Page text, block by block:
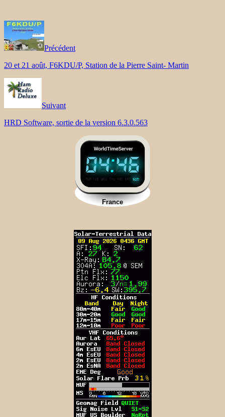
Précédent
20 et 21 août, F6KDU/P, Station de la Pierre Saint- Martin
Suivant
HRD Software, sortie de la version 6.3.0.563